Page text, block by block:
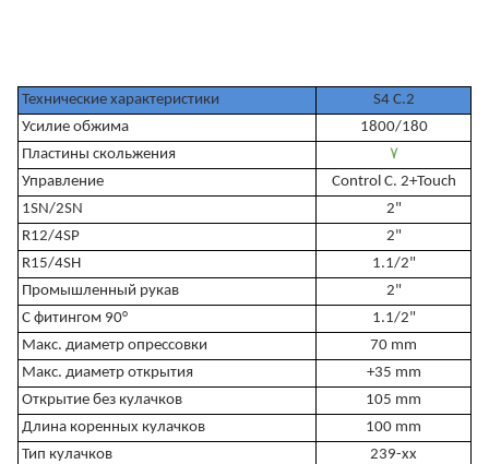
Технические характеристики
S4 C.2
Усилие обжима
1800/180
Пластины скольжения
٧
Управление
Control C. 2+Touch
1SN/2SN
2"
R12/4SP
2"
R15/4SH
1.1/2"
Промышленный рукав
2"
С фитингом 90°
1.1/2"
Макс. диаметр опрессовки
70 mm
Макс. диаметр открытия
+35 mm
Открытие без кулачков
105 mm
Длина коренных кулачков
100 mm
Тип кулачков
239-xx